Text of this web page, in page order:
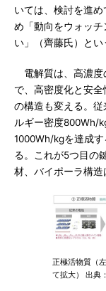
いては、検討を進
め「動向をウォッ
い」（齊藤氏）とい
電解質は、高濃度
で、高密度化と安
の構造も変える。
ルギー密度800Wh/
1000Wh/kgを達成
る。これが5つ目の
材、バイポーラ構造
正極活物質（
て拡大） 出典